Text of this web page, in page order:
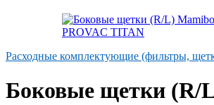
Расходные комплектующие (фильтры,
Боковые щетки (R/